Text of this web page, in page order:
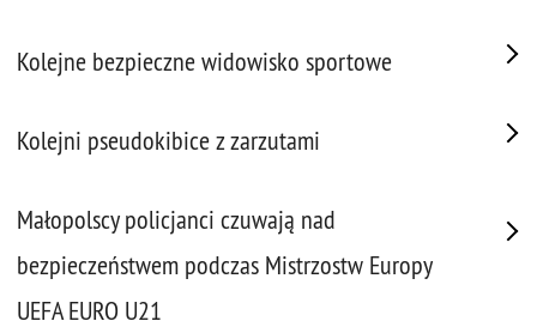
Kolejne bezpieczne widowisko sportowe
Kolejni pseudokibice z zarzutami
Małopolscy policjanci czuwają nad
bezpieczeństwem podczas Mistrzostw Europy
UEFA EURO U21